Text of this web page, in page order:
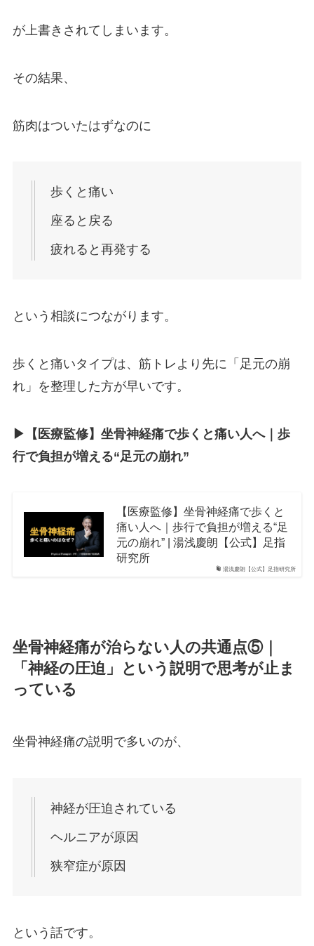
が上書きされてしまいます。
その結果、
筋肉はついたはずなのに
歩くと痛い
座ると戻る
疲れると再発する
という相談につながります。
歩くと痛いタイプは、筋トレより先に「足元の崩
れ」を整理した方が早いです。
▶︎【医療監修】坐骨神経痛で歩くと痛い人へ｜歩
行で負担が増える“足元の崩れ”
湯浅慶朗【公式】足指研究所
【医療監修】坐骨神経痛で歩くと
痛い人へ｜歩行で負担が増える“足
元の崩れ” | 湯浅慶朗【公式】足指
研究所
坐骨神経痛が治らない人の共通点⑤｜
「神経の圧迫」という説明で思考が止ま
っている
坐骨神経痛の説明で多いのが、
神経が圧迫されている
ヘルニアが原因
狭窄症が原因
という話です。